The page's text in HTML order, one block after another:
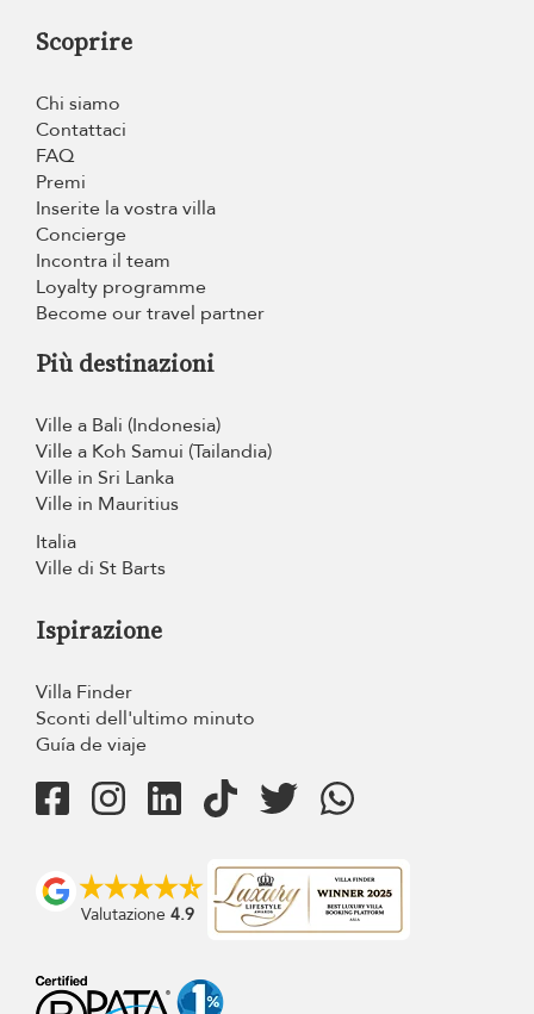
Scoprire
Chi siamo
Contattaci
FAQ
Premi
Inserite la vostra villa
Concierge
Incontra il team
Loyalty programme
Become our travel partner
Più destinazioni
Ville a Bali (Indonesia)
Ville a Koh Samui (Tailandia)
Ville in Sri Lanka
Ville in Mauritius
Italia
Ville di St Barts
Ispirazione
Villa Finder
Sconti dell'ultimo minuto
Guía de viaje
Valutazione 4.9